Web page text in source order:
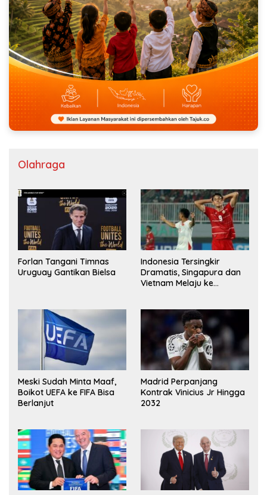
Olahraga
Forlan Tangani Timnas
Uruguay Gantikan Bielsa
Indonesia Tersingkir
Dramatis, Singapura dan
Vietnam Melaju ke
Meski Sudah Minta Maaf,
Boikot UEFA ke FIFA Bisa
Berlanjut
Madrid Perpanjang
Kontrak Vinicius Jr Hingga
2032